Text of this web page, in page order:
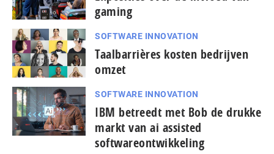
gaming
SOFTWARE INNOVATION
Taal­bar­ri­è­res kosten bedrijven
omzet
SOFTWARE INNOVATION
IBM betreedt met Bob de drukke
markt van ai assisted
softwareontwikkeling